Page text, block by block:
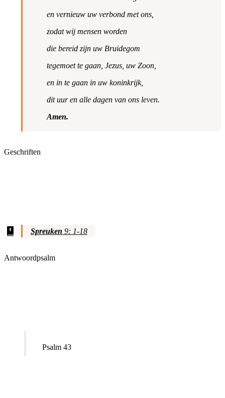
en vernieuw uw verbond met ons,
zodat wij mensen worden
die bereid zijn uw Bruidegom
tegemoet te gaan, Jezus, uw Zoon,
en in te gaan in uw koninkrijk,
dit uur en alle dagen van ons leven.
Amen.
Geschriften
Spreuken 9: 1-18
Antwoordpsalm
Psalm 43